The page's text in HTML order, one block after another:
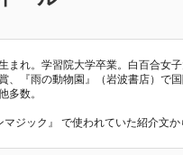
れ。学習院大学卒業。白百合女子
、『雨の動物園』（岩波書店）で
多数。
マジック』 で使われていた紹介文か